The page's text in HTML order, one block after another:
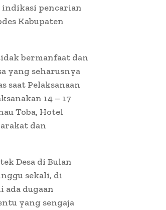
indikasi pencarian
Kabupaten
bermanfaat dan
yang seharusnya
saat Pelaksanaan
14 – 17
Toba, Hotel
dan
Desa di Bulan
sekali, di
ada dugaan
yang sengaja